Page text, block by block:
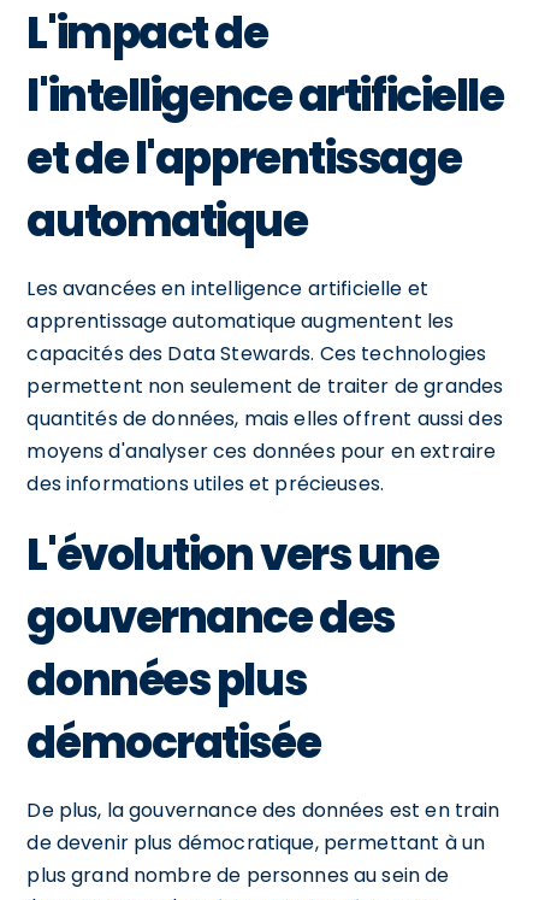
L'impact de
l'intelligence artificielle
et de l'apprentissage
automatique
Les avancées en intelligence artificielle et
apprentissage automatique augmentent les
capacités des Data Stewards. Ces technologies
permettent non seulement de traiter de grandes
quantités de données, mais elles offrent aussi des
moyens d'analyser ces données pour en extraire
des informations utiles et précieuses.
L'évolution vers une
gouvernance des
données plus
démocratisée
De plus, la gouvernance des données est en train
de devenir plus démocratique, permettant à un
plus grand nombre de personnes au sein de